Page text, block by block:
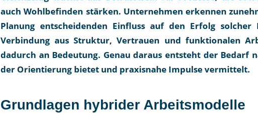
auch Wohlbefinden stärken. Unternehmen erkennen
Planung entscheidenden Einfluss auf den Erfolg
Verbindung aus Struktur, Vertrauen und funktionalen
dadurch an Bedeutung. Genau daraus entsteht der Bedarf
der Orientierung bietet und praxisnahe Impulse vermittelt.
Grundlagen hybrider Arbeitsmodelle